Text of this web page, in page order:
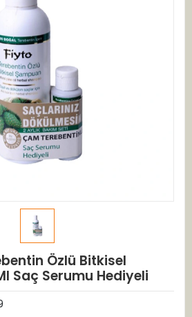
Özlü Bitkisel
Saç Serumu Hediyeli